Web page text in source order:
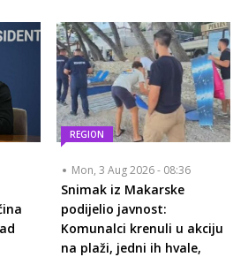
REGION
Mon, 3 Aug 2026 - 08:36
Snimak iz Makarske
podijelio javnost:
Komunalci krenuli u akciju
na plaži, jedni ih hvale,